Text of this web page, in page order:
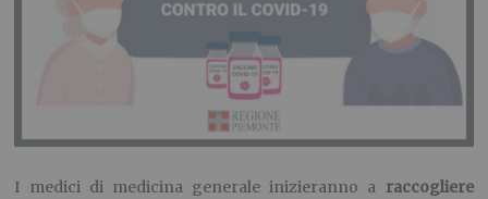
I medici di medicina generale inizieranno a raccogliere